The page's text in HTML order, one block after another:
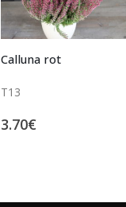
Calluna Lila
T13
3.70€